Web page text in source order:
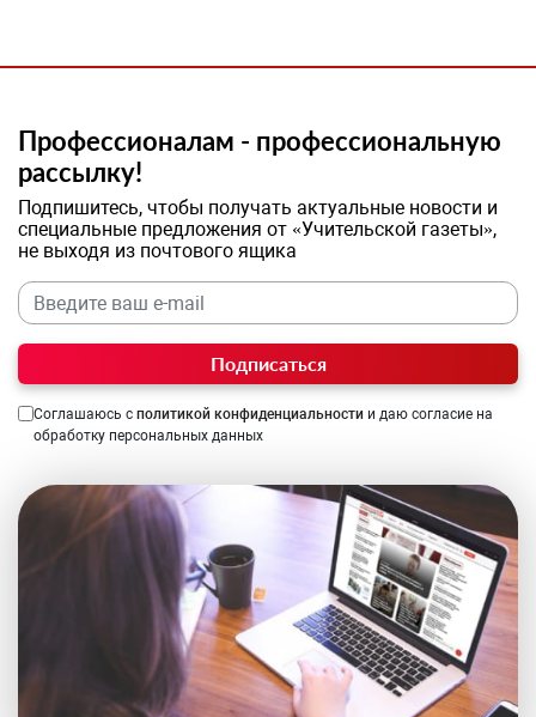
Профессионалам - профессиональную
рассылку!
Подпишитесь, чтобы получать актуальные новости и
специальные предложения от «Учительской газеты»,
не выходя из почтового ящика
Подписаться
Соглашаюсь с политикой конфиденциальности и даю согласие на
обработку персональных данных